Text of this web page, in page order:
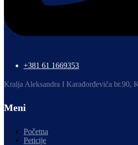
+381 61 1669353
Kralja Aleksandra I Karađorđevića br.90,
Meni
Početna
Peticije